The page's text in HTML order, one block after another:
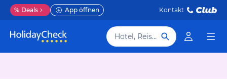
% Deals App öffnen Kontakt
Hotel, Reiseziel